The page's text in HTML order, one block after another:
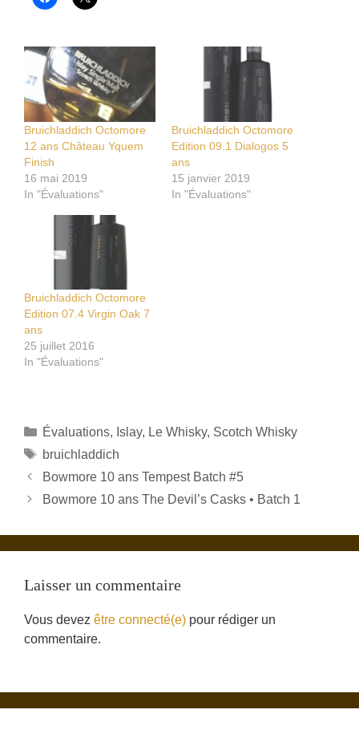
Bruichladdich Octomore
12 ans Château Yquem
Finish
16 mai 2019
In "Évaluations"
Bruichladdich Octomore
Edition 09.1 Dialogos 5
ans
15 janvier 2019
In "Évaluations"
Bruichladdich Octomore
Edition 07.4 Virgin Oak 7
ans
25 juillet 2016
In "Évaluations"
Catégories
Évaluations, Islay, Le Whisky, Scotch Whisky
Étiquettes
bruichladdich
Bowmore 10 ans Tempest Batch #5
Bowmore 10 ans The Devil’s Casks • Batch 1
Laisser un commentaire
Vous devez être connecté(e) pour rédiger un
commentaire.